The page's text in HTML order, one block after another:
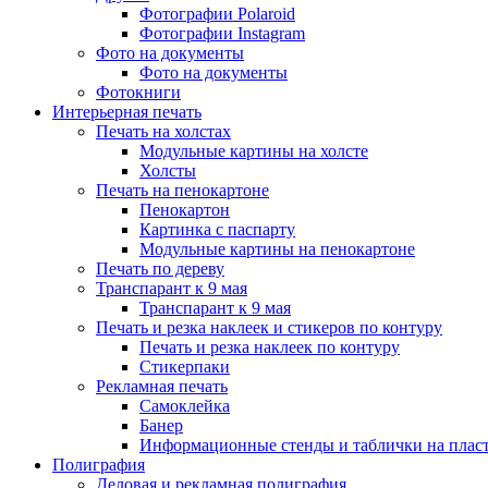
Фотографии Polaroid
Фотографии Instagram
Фото на документы
Фото на документы
Фотокниги
Интерьерная печать
Печать на холстах
Модульные картины на холсте
Холсты
Печать на пенокартоне
Пенокартон
Картинка с паспарту
Модульные картины на пенокартоне
Печать по дереву
Транспарант к 9 мая
Транспарант к 9 мая
Печать и резка наклеек и стикеров по контуру
Печать и резка наклеек по контуру
Стикерпаки
Рекламная печать
Самоклейка
Банер
Информационные стенды и таблички на
Полиграфия
Деловая и рекламная полиграфия